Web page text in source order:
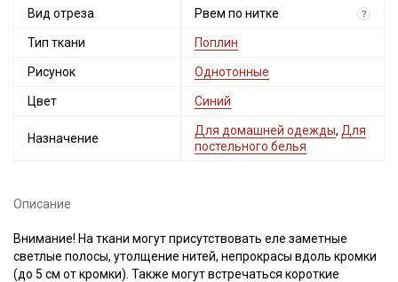
Вид отреза Рвем по нитке ?
Тип ткани Поплин
Рисунок Однотонные
Цвет Синий
Назначение
Для домашней одежды, Для
постельного белья
Описание
Внимание! На ткани могут присутствовать еле заметные
светлые полосы, утолщение нитей, непрокрасы вдоль кромки
(до 5 см от кромки). Также могут встречаться короткие